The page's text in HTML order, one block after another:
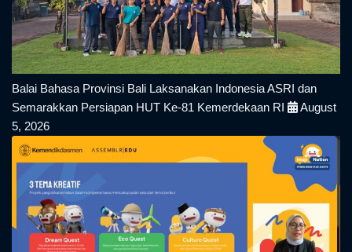
Balai Bahasa Provinsi Bali Laksanakan Indonesia ASRI dan
Semarakkan Persiapan HUT Ke-81 Kemerdekaan RI
August
5, 2026